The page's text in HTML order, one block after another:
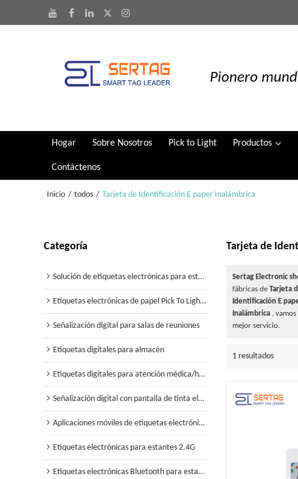
Pionero
Hogar Sobre Nosotros Pick to Light Productos
Contáctenos
Inicio / todos / Tarjeta de Identificación E paper Inalámbrica
Categoría
Solución de etiquetas electrónicas para estanterías minoristas
Etiquetas electrónicas de papel Pick To Light para almacén
Señalización digital para salas de reuniones
Etiquetas digitales para almacén
Etiquetas digitales para atención médica/hospital
Señalización digital con pantalla de tinta electrónica
Aplicaciones móviles de etiquetas electrónicas para estantes
Etiquetas electrónicas para estantes 2.4G
Etiquetas electrónicas Bluetooth para estantes
Tarjeta de
Sertag Electronic
fábricas de Tarjeta
Identificación E
Inalámbrica ,
mejor servicio.
1 resultados